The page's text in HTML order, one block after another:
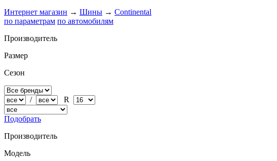
Интернет магазин → Шины → Continental
по параметрам по автомобилям
Производитель
Размер
Сезон
/ R
Подобрать
Производитель
Модель